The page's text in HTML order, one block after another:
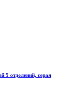
5 отделений, серая